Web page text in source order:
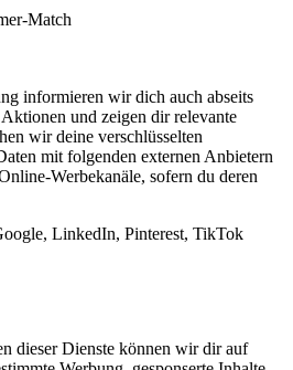
Match
informieren wir dich auch abseits
und zeigen dir relevante
wir deine verschlüsselten
mit folgenden externen Anbietern
Werbekanäle, sofern du deren
LinkedIn, Pinterest, TikTok
dieser Dienste können wir dir auf